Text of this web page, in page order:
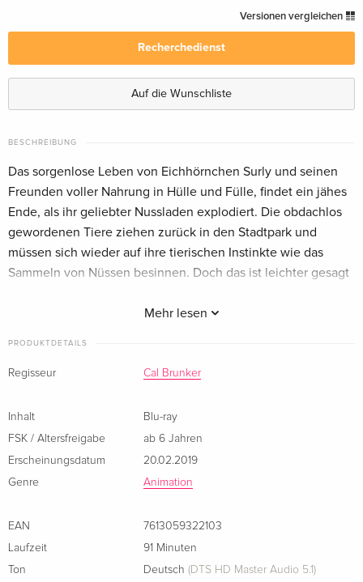
CHF 14.50
Standard Edition — (ausgewählt)
vergriffen
Deutsch
Standard Edition
Englisch · UK Version
Blu-ray 3D + Blu-ray
Englisch · UK Version
vergriffen
Standard Edition
Versionen vergleichen
Recherchedienst
Auf die Wunschliste
BESCHREIBUNG
Mehr lesen
Das sorgenlose Leben von Eichhörnchen Surly und seinen
Freunden voller Nahrung in Hülle und Fülle, findet ein jähes
Ende, als ihr geliebter Nussladen explodiert. Die obdachlos
gewordenen Tiere ziehen zurück in den Stadtpark und
müssen sich wieder auf ihre tierischen Instinkte wie das
Sammeln von Nüssen besinnen. Doch das ist leichter gesagt
Bürgermeister von Oakton auch noch beschliesst, den
da hat er die Rechnung ohne Surly gemacht, der alle seine
Stadtpark gründlich zu sabotieren und den Park zu retten. Ein
rasanter David-gegen-Goliath-Kampf beginnt, bei dem es nur
einen Gewinner geben kann.
inszeniert die perfekte Unterhaltung für Klein und Gross!
PRODUKTDETAILS
Regisseur Cal Brunker
Inhalt
Blu-ray
FSK / Altersfreigabe
ab 6 Jahren
Erscheinungsdatum
20.02.2019
Genre
Animation
EAN
7613059322103
Laufzeit
91 Minuten
Ton
Deutsch (DTS HD Master Audio 5.1)